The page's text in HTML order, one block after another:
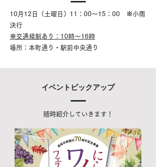
10月12日（土曜日）11：00～15：00 ※小雨
決行
※交通規制あり：10時～16時
場所：本町通り・駅前中央通り
​イベントピックアップ
​随時紹介していきます！